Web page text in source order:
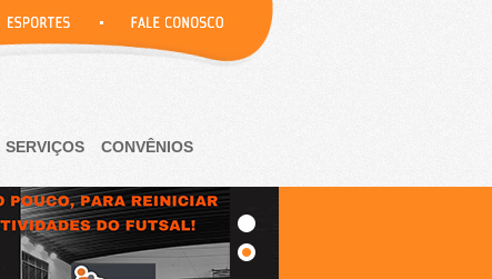
SERVIÇOS
CONVÊNIOS